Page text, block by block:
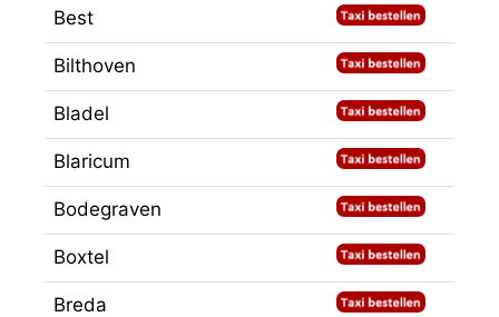
Best
Bilthoven
Bladel
Blaricum
Bodegraven
Boxtel
Breda